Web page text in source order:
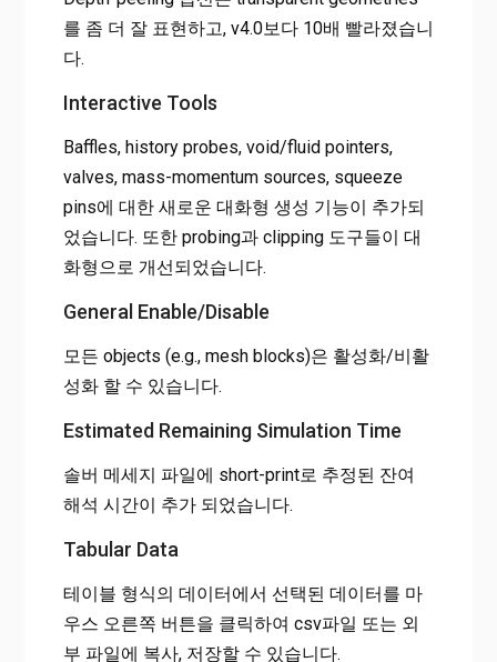
를 좀 더 잘 표현하고, v4.0보다 10배 빨라졌습니
다.
Interactive Tools
Baffles, history probes, void/fluid pointers,
valves, mass-momentum sources, squeeze
pins에 대한 새로운 대화형 생성 기능이 추가되
었습니다. 또한 probing과 clipping 도구들이 대
화형으로 개선되었습니다.
General Enable/Disable
모든 objects (e.g., mesh blocks)은 활성화/비활
성화 할 수 있습니다.
Estimated Remaining Simulation Time
솔버 메세지 파일에 short-print로 추정된 잔여
해석 시간이 추가 되었습니다.
Tabular Data
테이블 형식의 데이터에서 선택된 데이터를 마
우스 오른쪽 버튼을 클릭하여 csv파일 또는 외
부 파일에 복사, 저장할 수 있습니다.